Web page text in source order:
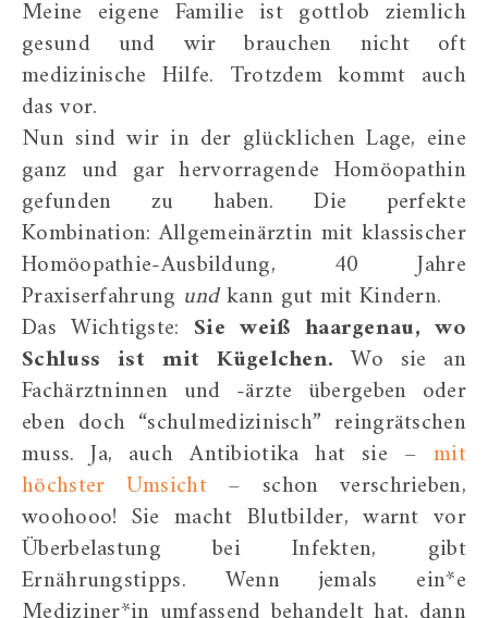
Meine eigene Familie ist gottlob ziemlich
gesund und wir brauchen nicht oft
medizinische Hilfe. Trotzdem kommt auch
das vor.
Nun sind wir in der glücklichen Lage, eine
ganz und gar hervorragende Homöopathin
gefunden zu haben. Die perfekte
Kombination: Allgemeinärztin mit klassischer
Homöopathie-Ausbildung, 40 Jahre
Praxiserfahrung undkann gut mit Kindern.
Das Wichtigste: Sie weiß haargenau, wo
Schluss ist mit Kügelchen. Wo sie an
Fachärztninnen und -ärzte übergeben oder
eben doch “schulmedizinisch” reingrätschen
muss. Ja, auch Antibiotika hat sie –mit
höchster Umsicht– schon verschrieben,
woohooo! Sie macht Blutbilder, warnt vor
Überbelastung bei Infekten, gibt
Ernährungstipps. Wenn jemals ein*e